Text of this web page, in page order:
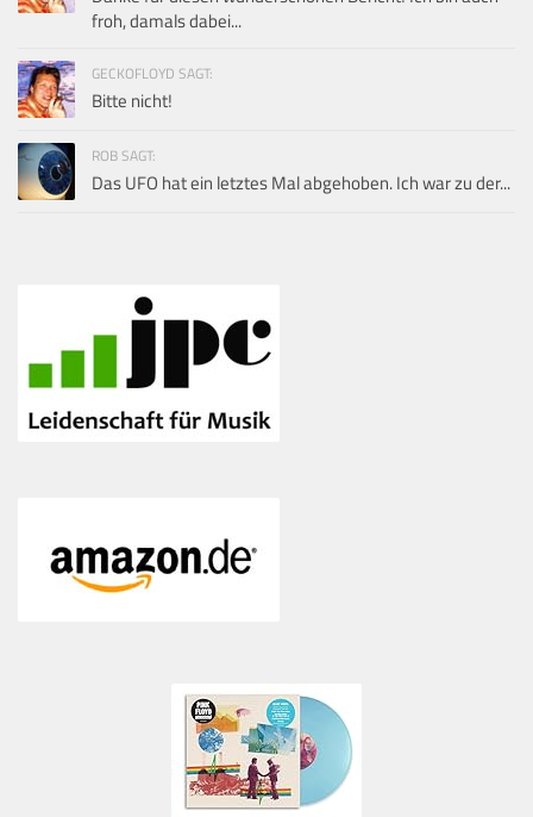
froh, damals dabei...
GECKOFLOYD SAGT:
Bitte nicht!
ROB SAGT:
Das UFO hat ein letztes Mal abgehoben. Ich war zu der...